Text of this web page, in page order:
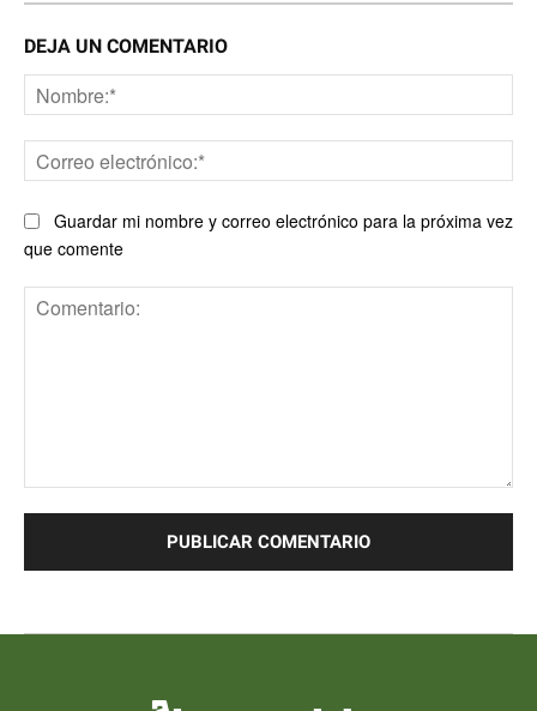
DEJA UN COMENTARIO
Guardar mi nombre y correo electrónico para la próxima vez
que comente